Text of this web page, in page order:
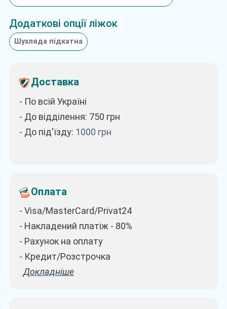
Додаткові опції ліжок
Шухляда підкатна
Доставка
- По всій Україні
- До відділення: 750 грн
- До під'їзду: 1000 грн
Оплата
- Visa/MasterCard/Privat24
- Накладений платіж - 80%
- Рахунок на оплату
- Кредит/Розстрочка
Докладніше